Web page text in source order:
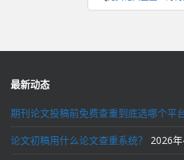
最新动态
期刊论文投稿前免费查重到底选哪个平
论文初稿用什么论文查重系统？ 2026